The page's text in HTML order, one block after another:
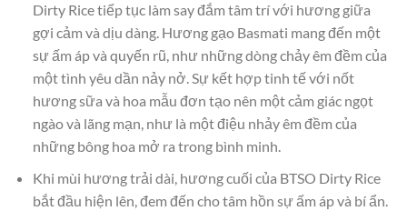
Dirty Rice tiếp tục làm say đắm tâm trí với hương giữa
gợi cảm và dịu dàng. Hương gạo Basmati mang đến một
sự ấm áp và quyến rũ, như những dòng chảy êm đềm của
một tình yêu dần nảy nở. Sự kết hợp tinh tế với nốt
hương sữa và hoa mẫu đơn tạo nên một cảm giác ngọt
ngào và lãng mạn, như là một điệu nhảy êm đềm của
những bông hoa mở ra trong bình minh.
Khi mùi hương trải dài, hương cuối của BTSO Dirty Rice
bắt đầu hiện lên, đem đến cho tâm hồn sự ấm áp và bí ẩn.